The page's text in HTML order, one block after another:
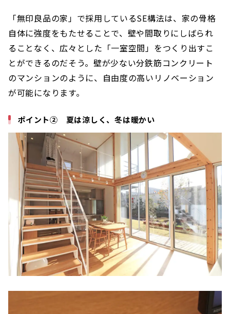
「無印良品の家」で採用しているSE構法は、家の骨格
自体に強度をもたせることで、壁や間取りにしばられ
ることなく、広々とした「一室空間」をつくり出すこ
とができるのだそう。壁が少ない分鉄筋コンクリート
のマンションのように、自由度の高いリノベーション
が可能になります。
ポイント② 夏は涼しく、冬は暖かい